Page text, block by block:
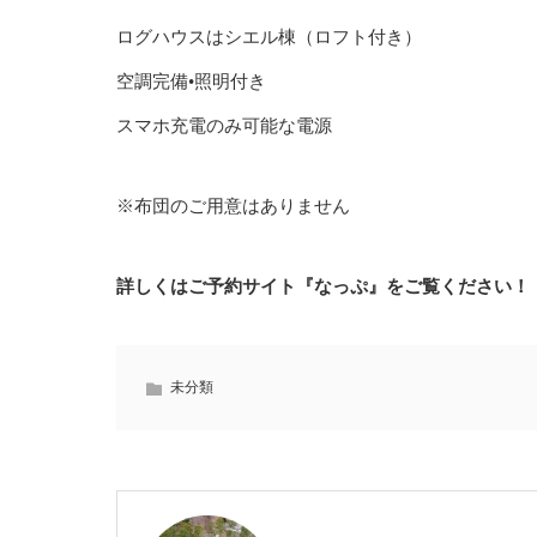
ログハウスはシエル棟（ロフト付き）
空調完備•照明付き
スマホ充電のみ可能な電源
※布団のご用意はありません
詳しくはご予約サイト『なっぷ』をご覧ください！
未分類